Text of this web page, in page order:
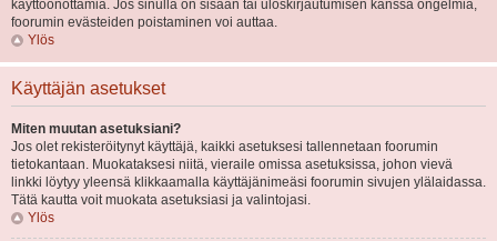
käyttöönottamia. Jos sinulla on sisään tai uloskirjautumisen kanssa ongelmia,
foorumin evästeiden poistaminen voi auttaa.
Ylös
Käyttäjän asetukset
Miten muutan asetuksiani?
Jos olet rekisteröitynyt käyttäjä, kaikki asetuksesi tallennetaan foorumin
tietokantaan. Muokataksesi niitä, vieraile omissa asetuksissa, johon vievä
linkki löytyy yleensä klikkaamalla käyttäjänimeäsi foorumin sivujen ylälaidassa.
Tätä kautta voit muokata asetuksiasi ja valintojasi.
Ylös